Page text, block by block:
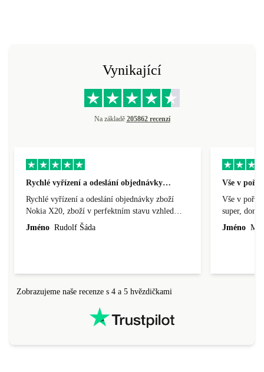
Vynikající
Na základě 205862 recenzí
Rychlé vyřízení a odeslání objednávky…
Rychlé vyřízení a odeslání objednávky zboží
Nokia X20, zboží v perfektním stavu vzhled
nového výrobku, cena výborná, funguje v
Jméno Rudolf Šáda
Vše v
Vše v
super,
doprava
Jméno
Zobrazujeme naše recenze s 4 a 5 hvězdičkami